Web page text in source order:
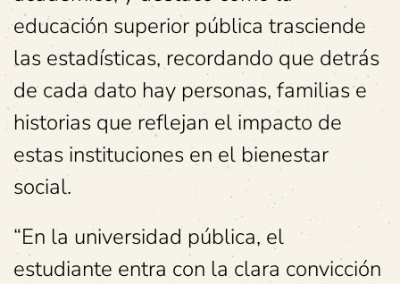
educación superior pública trasciende
las estadísticas, recordando que detrás
de cada dato hay personas, familias e
historias que reflejan el impacto de
estas instituciones en el bienestar
social.
“En la universidad pública, el
estudiante entra con la clara convicción